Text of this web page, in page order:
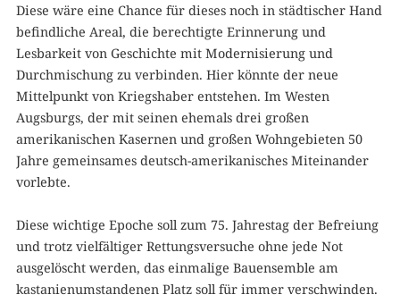
Diese wäre eine Chance für dieses noch in städtischer Hand
befindliche Areal, die berechtigte Erinnerung und
Lesbarkeit von Geschichte mit Modernisierung und
Durchmischung zu verbinden. Hier könnte der neue
Mittelpunkt von Kriegshaber entstehen. Im Westen
Augsburgs, der mit seinen ehemals drei großen
amerikanischen Kasernen und großen Wohngebieten 50
Jahre gemeinsames deutsch-amerikanisches Miteinander
vorlebte.
Diese wichtige Epoche soll zum 75. Jahrestag der Befreiung
und trotz vielfältiger Rettungsversuche ohne jede Not
ausgelöscht werden, das einmalige Bauensemble am
kastanienumstandenen Platz soll für immer verschwinden.